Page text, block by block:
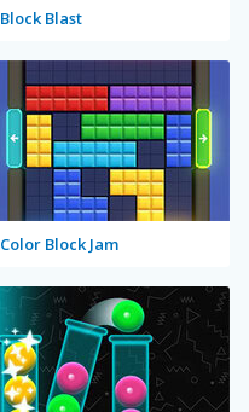
Block Blast
Color Block Jam